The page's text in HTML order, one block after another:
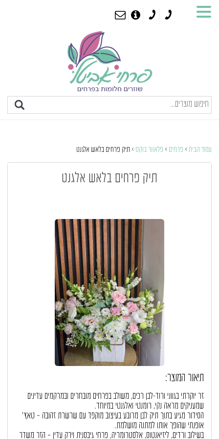
עמוד הבית > פרחים > פלאוור בוקס > תיק פרחים בלאש אלגנט
תיק פרחים בלאש אלגנט
תיאור המוצר:
זר יוקרתי בגווני ורוד-לבן רכים, משולב בפרחים מובחרים ובמרקמים עדינים
שמעניקים מראה נקי, רומנטי ואלגנטי במיוחד.
הסידור מגיע בתוך תיק לבן מרובע בעיצוב מוקפד עם שרשרת זהובה – טאץ’
אופנתי שהופך אותו למתנה מושלמת.
בשילוב ורדים, ליזיאנטוס, אלסטרומריה, פרחי גיבסנית וירק עדין – הזר משדר